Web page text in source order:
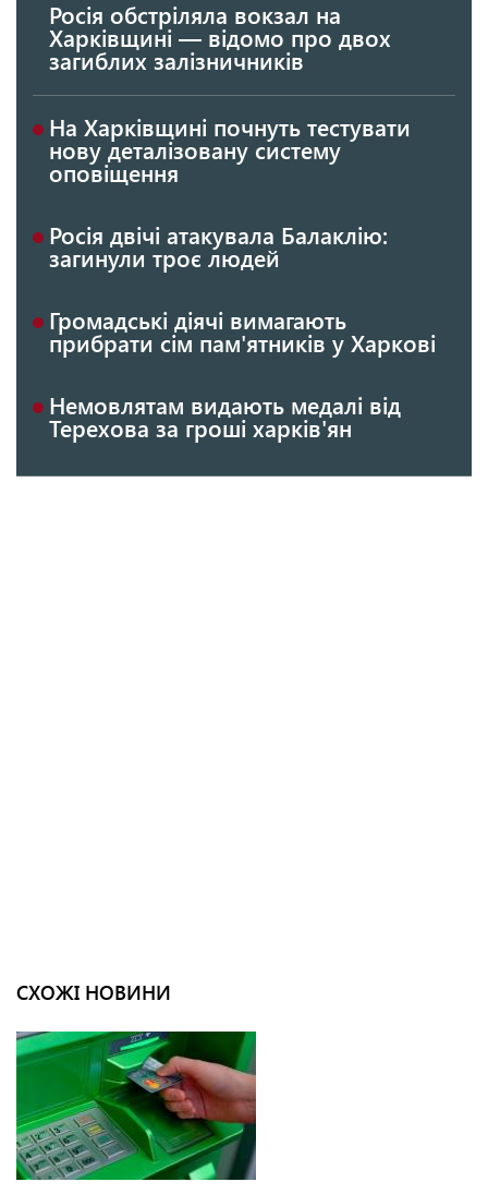
Росія обстріляла вокзал на
Харківщині — відомо про двох
загиблих залізничників
На Харківщині почнуть тестувати
нову деталізовану систему
оповіщення
Росія двічі атакувала Балаклію:
загинули троє людей
Громадські діячі вимагають
прибрати сім пам'ятників у Харкові
Немовлятам видають медалі від
Терехова за гроші харків'ян
СХОЖІ НОВИНИ